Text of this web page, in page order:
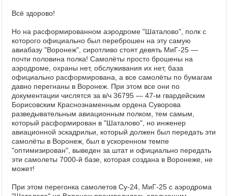
Всё здорово!
Но на расформированном аэродроме "Шаталово", полк с
которого официально был переброшен на эту самую
авиабазу "Воронеж", сиротливо стоят девять МиГ-25 —
почти половина полка! Самолёты просто брошены на
аэродроме, охраны нет, обслуживания их нет, база
официально расформирована, а все самолёты по бумагам
давно перегнаны в Воронеж. При этом все они по
документации числятся за в/ч 36795 — 47-м гвардейским
Борисовским Краснознаменным ордена Суворова
разведывательным авиационным полком, тем самым,
который расформирован в "Шаталово", но инженер
авиационной эскадрильи, который должен был передать эти
самолёты в Воронеж, был в ускоренном темпе
"оптимизирован", выведен за штат и официально передать
эти самолеты 7000-й базе, которая создана в Воронеже, не
может!
При этом перегонка самолетов Су-24, МиГ-25 с аэродрома